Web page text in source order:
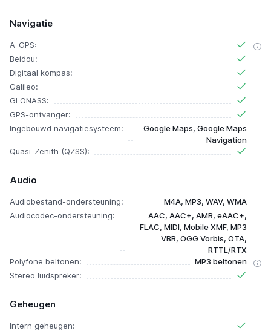
Navigatie
A-GPS:
Beidou:
Digitaal kompas:
Galileo:
GLONASS:
GPS-ontvanger:
Ingebouwd navigatiesysteem:
Google Maps, Google Maps
Navigation
Quasi-Zenith (QZSS):
Audio
Audiobestand-ondersteuning:
M4A, MP3, WAV, WMA
Audiocodec-ondersteuning:
AAC, AAC+, AMR, eAAC+,
FLAC, MIDI, Mobile XMF, MP3
VBR, OGG Vorbis, OTA,
RTTL/RTX
Polyfone beltonen:
MP3 beltonen
Stereo luidspreker:
Geheugen
Intern geheugen: